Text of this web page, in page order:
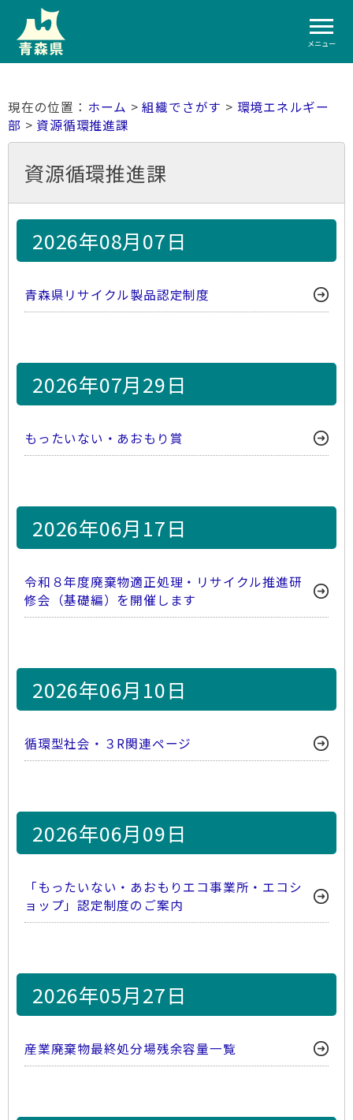
メニュー
ホーム >組織でさがす > 環境エネルギー
部 > 資源循環推進課
資源循環推進課
2026年08月07日
青森県リサイクル製品認定制度
2026年07月29日
もったいない・あおもり賞
2026年06月17日
令和８年度廃棄物適正処理・リサイクル推進研
修会（基礎編）を開催します
2026年06月10日
循環型社会・３R関連ページ
2026年06月09日
「もったいない・あおもりエコ事業所・エコシ
ョップ」認定制度のご案内
2026年05月27日
産業廃棄物最終処分場残余容量一覧